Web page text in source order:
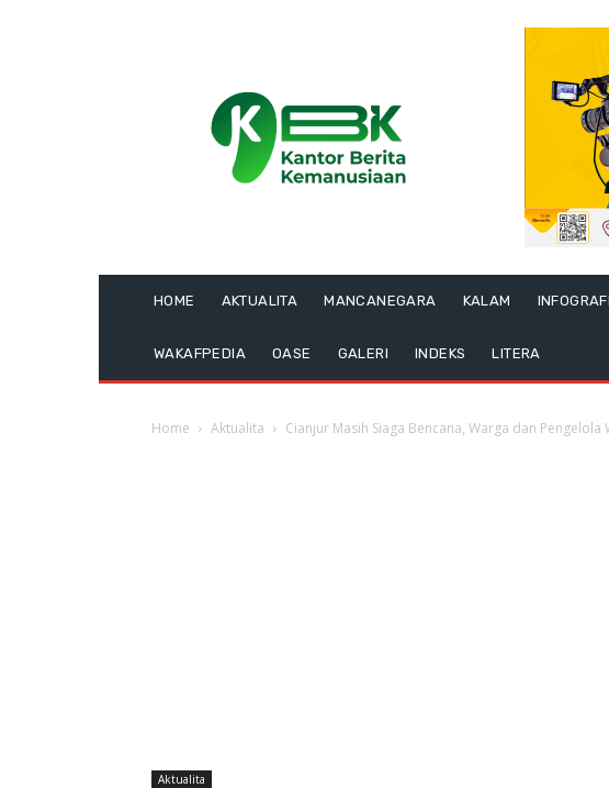
HOME AKTUALITA MANCANEGARA KALAM
WAKAFPEDIA OASE GALERI INDEKS LITERA
Home Aktualita Cianjur Masih Siaga Bencana, Warga dan
Aktualita